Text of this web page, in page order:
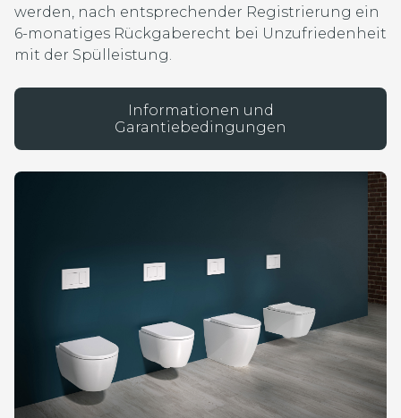
werden, nach entsprechender Registrierung ein
6-monatiges Rückgaberecht bei Unzufriedenheit
mit der Spülleistung.
Informationen und
Garantiebedingungen